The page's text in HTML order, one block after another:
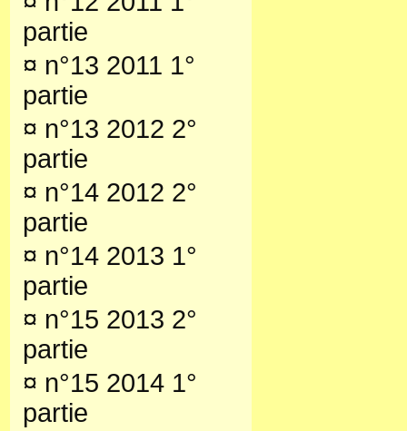
partie
¤ n°13 2011 1°
partie
¤ n°13 2012 2°
partie
¤ n°14 2012 2°
partie
¤ n°14 2013 1°
partie
¤ n°15 2013 2°
partie
¤ n°15 2014 1°
partie